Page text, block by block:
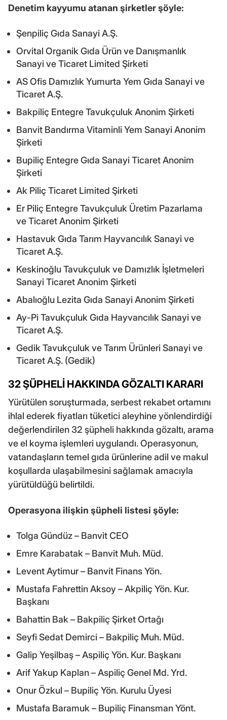
Denetim kayyumu atanan şirketler şöyle:
Şenpiliç Gıda Sanayi A.Ş.
Orvital Organik Gıda Ürün ve Danışmanlık
Sanayi ve Ticaret Limited Şirketi
AS Ofis Damızlık Yumurta Yem Gıda Sanayi ve
Ticaret A.Ş.
Bakpiliç Entegre Tavukçuluk Anonim Şirketi
Banvit Bandırma Vitaminli Yem Sanayi Anonim
Şirketi
Bupiliç Entegre Gıda Sanayi Ticaret Anonim
Şirketi
Ak Piliç Ticaret Limited Şirketi
Er Piliç Entegre Tavukçuluk Üretim Pazarlama
ve Ticaret Anonim Şirketi
Hastavuk Gıda Tarım Hayvancılık Sanayi ve
Ticaret A.Ş.
Keskinoğlu Tavukçuluk ve Damızlık İşletmeleri
Sanayi Ticaret Anonim Şirketi
Abalıoğlu Lezita Gıda Sanayi Anonim Şirketi
Ay-Pi Tavukçuluk Gıda Hayvancılık Sanayi ve
Ticaret A.Ş.
Gedik Tavukçuluk ve Tarım Ürünleri Sanayi ve
Ticaret A.Ş. (Gedik)
32 ŞÜPHELİ HAKKINDA GÖZALTI KARARI
Yürütülen soruşturmada, serbest rekabet ortamını
ihlal ederek fiyatları tüketici aleyhine yönlendirdiği
değerlendirilen 32 şüpheli hakkında gözaltı, arama
ve el koyma işlemleri uygulandı. Operasyonun,
vatandaşların temel gıda ürünlerine adil ve makul
koşullarda ulaşabilmesini sağlamak amacıyla
yürütüldüğü belirtildi.
Operasyona ilişkin şüpheli listesi şöyle:
Tolga Gündüz – Banvit CEO
Emre Karabatak – Banvit Muh. Müd.
Levent Aytimur – Banvit Finans Yön.
Mustafa Fahrettin Aksoy – Akpiliç Yön. Kur.
Başkanı
Bahattin Bak – Bakpiliç Şirket Ortağı
Seyfi Sedat Demirci – Bakpiliç Muh. Müd.
Galip Yeşilbaş – Aspiliç Yön. Kur. Başkanı
Arif Yakup Kaplan – Aspiliç Genel Md. Yrd.
Onur Özkul – Bupiliç Yön. Kurulu Üyesi
Mustafa Baramuk – Bupiliç Finansman Yönt.